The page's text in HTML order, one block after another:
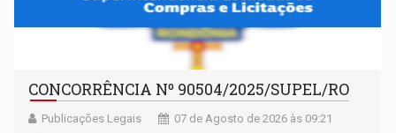
CONCORRÊNCIA Nº 90504/2025/SUPEL/RO
Publicações Legais 07 de Agosto de 2026 às 09:21